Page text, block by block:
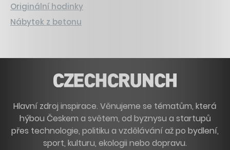
Originální hodinky
Nábytek z betonu
Hlavní zdroj inspirace. Věnujeme se tématům, která
hýbou Českem a světem, od byznysu a startupů
přes technologie, politiku a vzdělávání až po bydlení,
sport, kulturu, ekologii nebo dopravu.